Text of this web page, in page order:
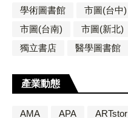
學術圖書館
市圖(台中)
市圖(台南)
市圖(新北)
獨立書店
醫學圖書館
產業動態
AMA APA ARTstor